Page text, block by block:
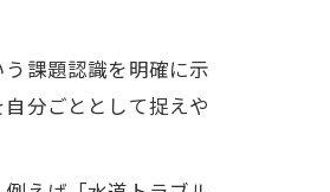
課題認識を明確に示
分ごととして捉えや